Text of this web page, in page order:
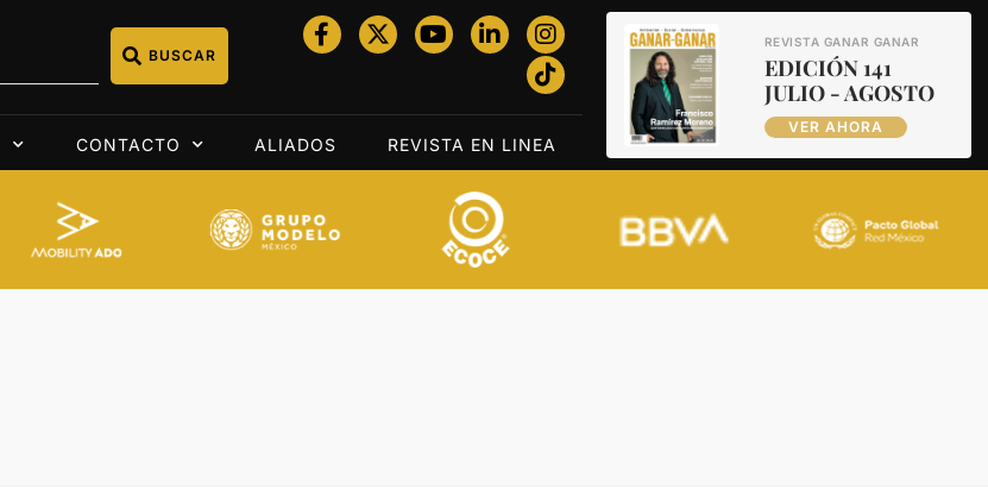
BUSCAR
CONTACTO ALIADOS REVISTA EN LINEA
REVISTA GANAR GANAR
EDICIÓN 141
JULIO - AGOSTO
VER AHORA